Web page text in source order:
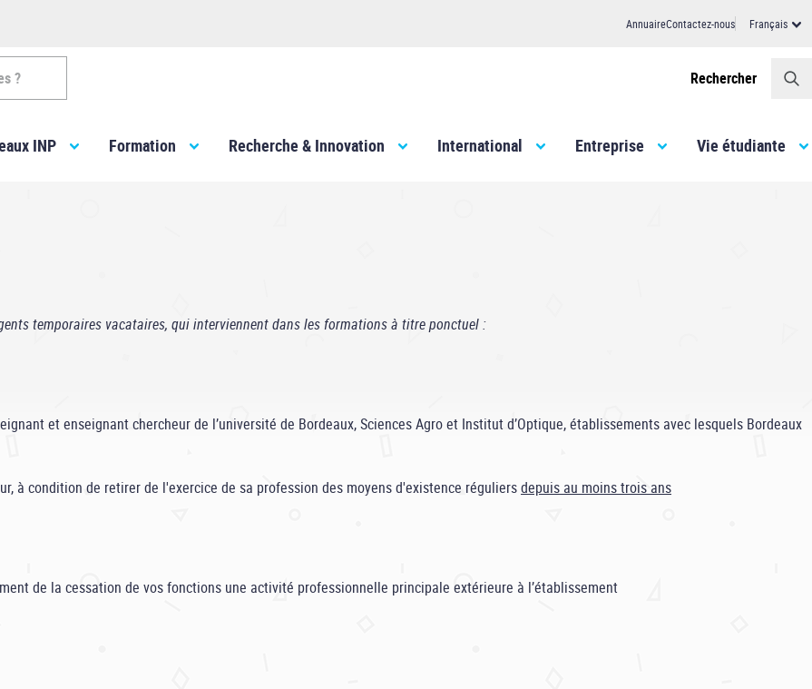
AnnuaireContactez-nous Français
? Rechercher
INP Formation Recherche & Innovation International Entreprise Vie étudiante
temporaires vacataires, qui interviennent dans les formations à titre ponctuel :
et enseignant chercheur de l’université de Bordeaux, Sciences Agro et Institut d’Optique, établissements avec lesquels Bordeaux
à condition de retirer de l'exercice de sa profession des moyens d'existence réguliersdepuis au moins trois ans
de la cessation de vos fonctions une activité professionnelle principale extérieure à l’établissement